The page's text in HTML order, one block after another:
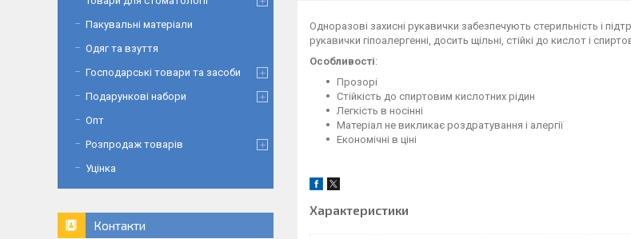
Одноразові захисні рукавички забезпечують стерильність і
рукавички гіпоалергенні, досить щільні, стійкі до кислот і
Особливості:
Прозорі
Стійкість до спиртовим кислотних рідин
Легкість в носінні
Матеріал не викликає роздратування і алергії
Економічні в ціні
Характеристики
Пакувальні матеріали
Одяг та взуття
Господарські товари та засоби
Подарункові набори
Опт
Розпродаж товарів
Уцінка
Контакти